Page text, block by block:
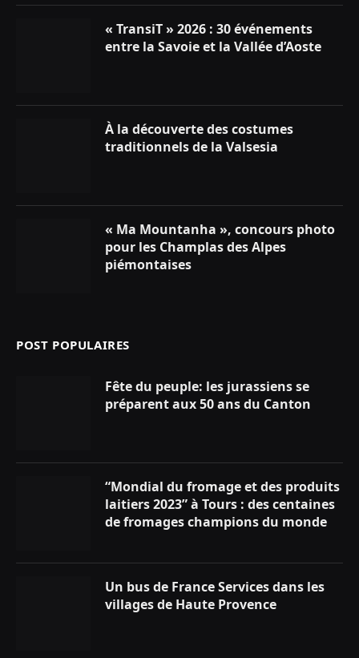
« TransiT » 2026 : 30 événements
entre la Savoie et la Vallée d’Aoste
À la découverte des costumes
traditionnels de la Valsesia
« Ma Mountanha », concours photo
pour les Champlas des Alpes
piémontaises
POST POPULAIRES
Fête du peuple: les jurassiens se
préparent aux 50 ans du Canton
“Mondial du fromage et des produits
laitiers 2023” à Tours : des centaines
de fromages champions du monde
Un bus de France Services dans les
villages de Haute Provence